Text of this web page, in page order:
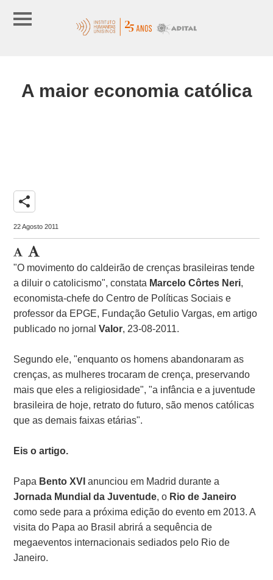
A maior economia católica
share
22 Agosto 2011
"O movimento do caldeirão de crenças brasileiras tende
a diluir o catolicismo", constata Marcelo Côrtes Neri,
economista-chefe do Centro de Políticas Sociais e
professor da EPGE, Fundação Getulio Vargas, em artigo
publicado no jornalValor, 23-08-2011.
Segundo ele, "enquanto os homens abandonaram as
crenças, as mulheres trocaram de crença, preservando
mais que eles a religiosidade", "a infância e a juventude
brasileira de hoje, retrato do futuro, são menos católicas
que as demais faixas etárias".
Eis o artigo.
Papa Bento XVI anunciou em Madrid durante a
Jornada Mundial da Juventude, o Rio de Janeiro
como sede para a próxima edição do evento em 2013. A
visita do Papa ao Brasil abrirá a sequência de
megaeventos internacionais sediados pelo Rio de
Janeiro.